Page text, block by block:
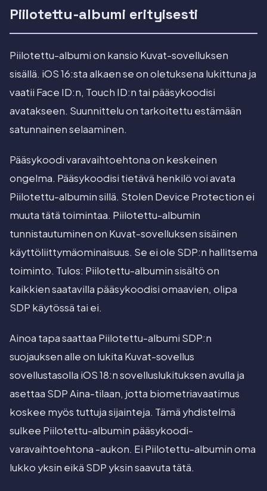
Piilotettu-albumi erityisesti
Piilotettu-albumi on kansio Kuvat-sovelluksen
sisällä. iOS 16:sta alkaen se on oletuksena lukittuna ja
vaatii Face ID:n, Touch ID:n tai pääsykoodisi
avatakseen. Suunnittelu on tarkoitettu estämään
satunnainen selaaminen.
Pääsykoodi varavaihtoehtona on keskeinen
ongelma. Pääsykoodisi tietävä henkilö voi avata
Piilotettu-albumin sillä. Stolen Device Protection ei
muuta tätä toimintaa. Piilotettu-albumin
tunnistautuminen on Kuvat-sovelluksen sisäinen
käyttöliittymäominaisuus. Se ei ole SDP:n hallitsema
toiminto. Tulos: Piilotettu-albumin sisältö on
kaikkien saatavilla pääsykoodisi omaavien, olipa
SDP käytössä tai ei.
Ainoa tapa saattaa Piilotettu-albumi SDP:n
suojauksen alle on lukita Kuvat-sovellus
sovellustasolla iOS 18:n sovelluslukituksen avulla ja
asettaa SDP Aina-tilaan, jotta biometriavaatimus
koskee myös tuttuja sijainteja. Tämä yhdistelmä
sulkee Piilotettu-albumin pääsykoodi-
varavaihtoehtona -aukon. Ei Piilotettu-albumin oma
lukko yksin eikä SDP yksin saavuta tätä.